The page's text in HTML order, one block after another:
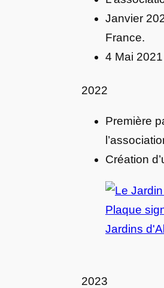
Janvier
France.
4 Mai
2022
Première
Création
2023